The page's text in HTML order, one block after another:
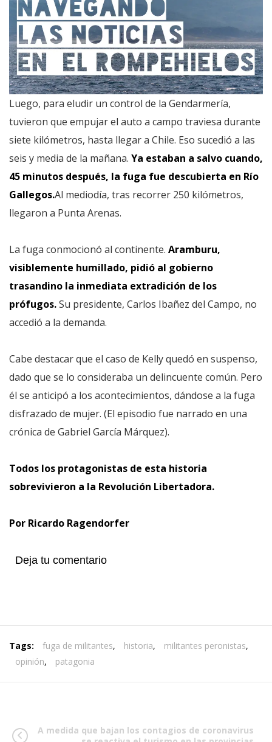
Luego, para eludir un control de la Gendarmería,
tuvieron que empujar el auto a campo traviesa durante
siete kilómetros, hasta llegar a Chile. Eso sucedió a las
seis y media de la mañana. Ya estaban a salvo cuando,
45 minutos después, la fuga fue descubierta en Río
Gallegos.Al mediodía, tras recorrer 250 kilómetros,
llegaron a Punta Arenas.
La fuga conmocionó al continente. Aramburu,
visiblemente humillado, pidió al gobierno
trasandino la inmediata extradición de los
prófugos.Su presidente, Carlos Ibañez del Campo, no
accedió a la demanda.
Cabe destacar que el caso de Kelly quedó en suspenso,
dado que se lo consideraba un delincuente común. Pero
él se anticipó a los acontecimientos, dándose a la fuga
disfrazado de mujer. (El episodio fue narrado en una
crónica de Gabriel García Márquez).
Todos los protagonistas de esta historia
sobrevivieron a la Revolución Libertadora.
Por Ricardo Ragendorfer
Deja tu comentario
Tags: fuga de militantes, historia, militantes peronistas,
opinión, patagonia
A medida que bajan los contagios de coronavirus